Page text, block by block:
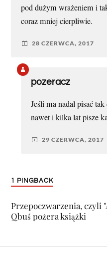
pod dużym wrażeniem i
coraz mniej cierpliwie.
28 CZERWCA, 2017
pozeracz
Jeśli ma nadal pisać
nawet i kilka lat pisze
29 CZERWCA, 2017
1 PINGBACK
Przepoczwarzenia, czyli
Qbuś pożera książki